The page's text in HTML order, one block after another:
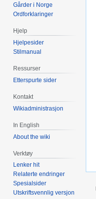
Gårder i Norge
Ordforklaringer
Hjelp
Hjelpesider
Stilmanual
Ressurser
Etterspurte sider
Kontakt
Wikiadministrasjon
In English
About the wiki
Verktøy
Lenker hit
Relaterte endringer
Spesialsider
Utskriftsvennlig versjon